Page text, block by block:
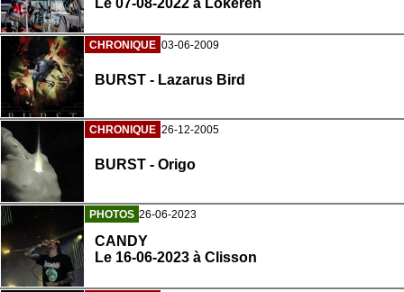
Le 07-08-2022 à Lokeren
CHRONIQUE 03-06-2009
BURST - Lazarus Bird
CHRONIQUE 26-12-2005
BURST - Origo
PHOTOS 26-06-2023
CANDY
Le 16-06-2023 à Clisson